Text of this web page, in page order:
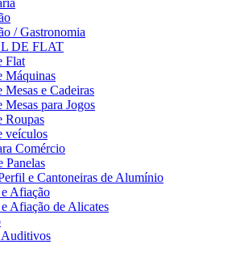
/ Gastronomia
DE FLAT
Flat
Máquinas
e Cadeiras
para Jogos
Roupas
veículos
Comércio
Panelas
e Cantoneiras de Alumínio
Afiação
Afiação de Alicates